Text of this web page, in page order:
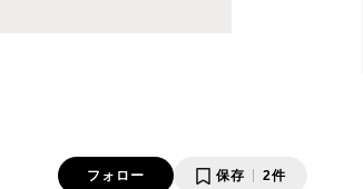
フォロー 保存 2件